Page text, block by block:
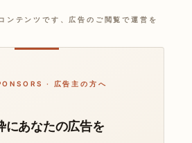
ンテンツです、広告のご閲覧で運営を
· 広告主の方へ
にあなたの広告を